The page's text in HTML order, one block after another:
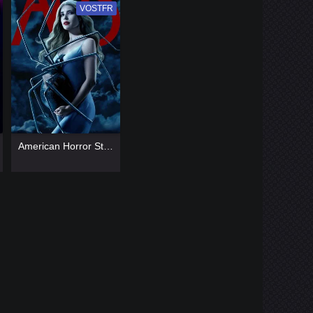
VF
[catlist=12]
VOSTFR
[/catlist]